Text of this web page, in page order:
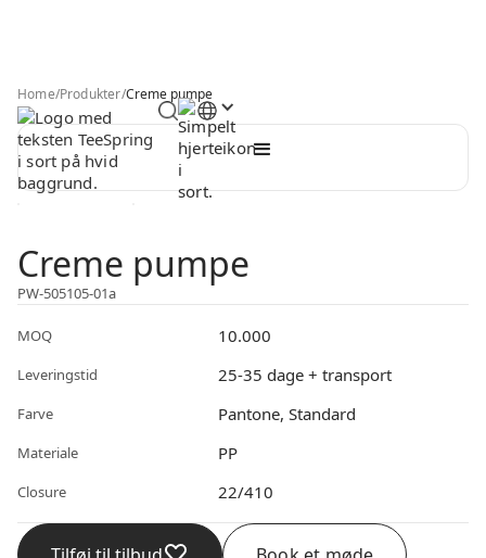
Home/Produkter/Creme pumpe
Creme pumpe
PW-505105-01a
MOQ 10.000
Leveringstid 25-35 dage + transport
Farve Pantone, Standard
Materiale PP
Closure 22/410